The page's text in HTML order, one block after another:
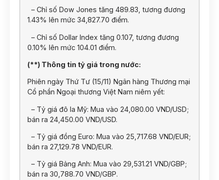
– Chỉ số Dow Jones tăng 489.83, tương đương
1.43% lên mức 34,827.70 điểm.
– Chỉ số Dollar Index tăng 0.107, tương đương
0.10% lên mức 104.01 điểm.
(**) Thông tin tỷ giá trong nước:
Phiên ngày Thứ Tư (15/11) Ngân hàng Thương mại
Cổ phần Ngoại thương Việt Nam niêm yết:
– Tỷ giá đô la Mỹ: Mua vào 24,080.00 VND/USD;
bán ra 24,450.00 VND/USD.
– Tỷ giá đồng Euro: Mua vào 25,717.68 VND/EUR;
bán ra 27,129.78 VND/EUR.
– Tỷ giá Bảng Anh: Mua vào 29,531.21 VND/GBP;
bán ra 30,788.70 VND/GBP.